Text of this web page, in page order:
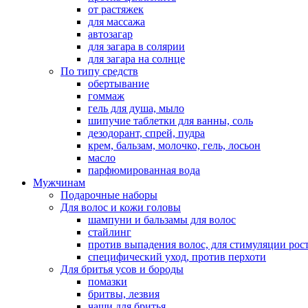
от растяжек
для массажа
автозагар
для загара в солярии
для загара на солнце
По типу средств
обертывание
гоммаж
гель для душа, мыло
шипучие таблетки для ванны, соль
дезодорант, спрей, пудра
крем, бальзам, молочко, гель, лосьон
масло
парфюмированная вода
Мужчинам
Подарочные наборы
Для волос и кожи головы
шампуни и бальзамы для волос
стайлинг
против выпадения волос, для стимуляции
специфический уход, против перхоти
Для бритья усов и бороды
помазки
бритвы, лезвия